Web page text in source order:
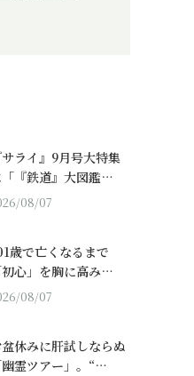
サライ』9月号大特集
「『鉄道』大図鑑…
08/07
歳で亡くなるまで
初心」を胸に高み…
08/07
休みに肝試しならぬ
幽霊ツアー」。“…